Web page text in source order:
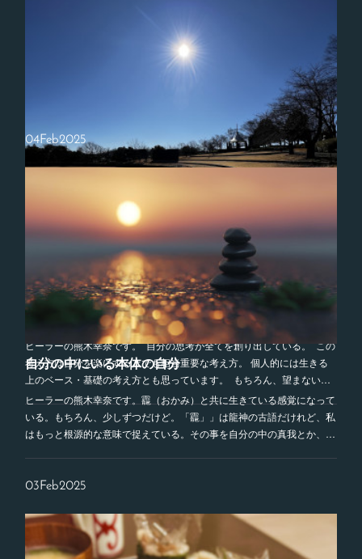
何かや誰かのせいにすると自分は無力になってしまう
ヒーラーの熊木幸奈です。 自分の思考が全てを創り出している。 この
考え方は自分を楽にする上でも相当重要な考え方。 個人的には生きる
上のベース・基礎の考え方とも思っています。 もちろん、望まない…
04Feb2025
自分の中にいる本体の自分
ヒーラーの熊木幸奈です。龗（おかみ）と共に生きている感覚になって
いる。もちろん、少しずつだけど。「龗」」は龍神の古語だけれど、私
はもっと根源的な意味で捉えている。その事を自分の中の真我とか、…
03Feb2025